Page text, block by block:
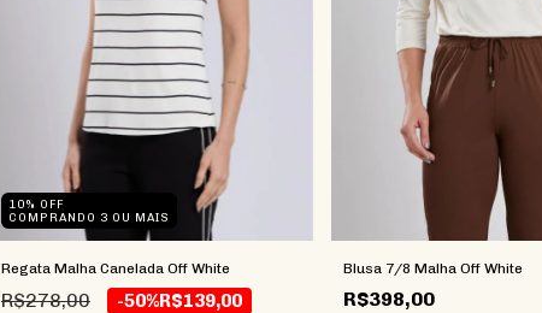
10% OFF
COMPRANDO 3 OU MAIS
Regata Malha Canelada Off White
R$278,00 -50%R$139,00
Blusa 7/8 Malha Off White
R$398,00